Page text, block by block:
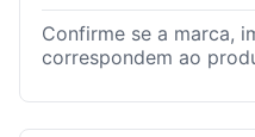
Confirme se a marca,
correspondem ao